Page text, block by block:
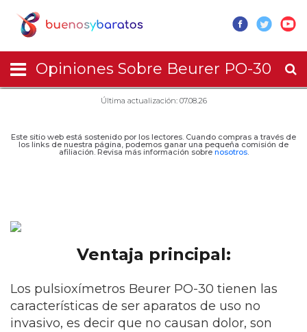
Opiniones Sobre Beurer PO-30
Última actualización: 07.08.26
Este sitio web está sostenido por los lectores. Cuando compras a través de
los links de nuestra página, podemos ganar una pequeña comisión de
afiliación. Revisa más información sobre nosotros.
Ventaja principal:
Los pulsioxímetros Beurer PO-30 tienen las
características de ser aparatos de uso no
invasivo, es decir que no causan dolor, son